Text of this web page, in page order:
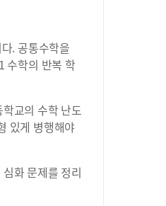
. 공통수학을
수학의 반복 학
교의 수학 난도
있게 병행해야
화 문제를 정리